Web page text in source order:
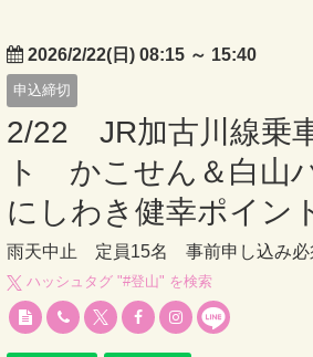
2026/2/22(日) 08:15 ～ 15:40
申込締切
2/22 JR加古川線乗
ト かこせん＆白山
にしわき健幸ポイン
雨天中止 定員15名 事前申し込み
ハッシュタグ "#登山" を検索